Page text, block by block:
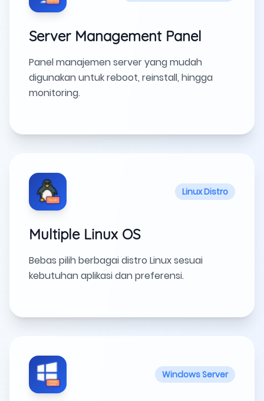
Server Management Panel
Panel manajemen server yang mudah
digunakan untuk reboot, reinstall, hingga
monitoring.
Linux Distro
Multiple Linux OS
Bebas pilih berbagai distro Linux sesuai
kebutuhan aplikasi dan preferensi.
Windows Server